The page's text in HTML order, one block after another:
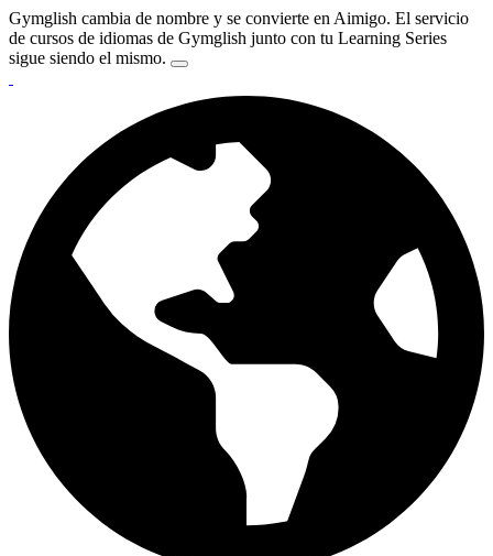
Gymglish cambia de nombre y se convierte en Aimigo. El servicio
de cursos de idiomas de Gymglish junto con tu Learning Series
sigue siendo el mismo.